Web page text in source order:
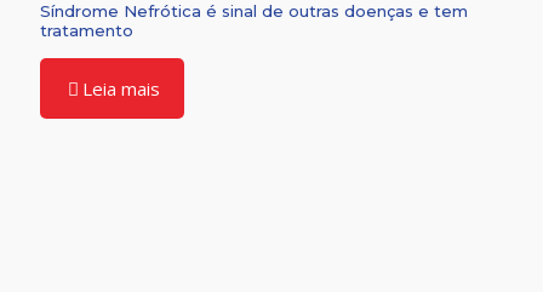
Síndrome Nefrótica é sinal de outras doenças e tem
tratamento
Leia mais